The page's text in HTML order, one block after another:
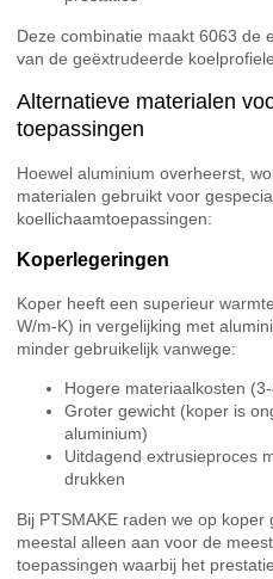
Deze combinatie maakt 6063 de
van de geëxtrudeerde
Alternatieve materialen
toepassingen
Hoewel aluminium overheerst,
materialen gebruikt voor
koellichaamtoepassingen:
Koperlegeringen
Koper heeft een superieur
W/m-K) in vergelijking met
minder gebruikelijk vanwege:
Hogere materiaalkosten
Groter gewicht (koper is
aluminium)
Uitdagend extrusieproces
drukken
Bij PTSMAKE raden we op
meestal alleen aan voor de
toepassingen waarbij het